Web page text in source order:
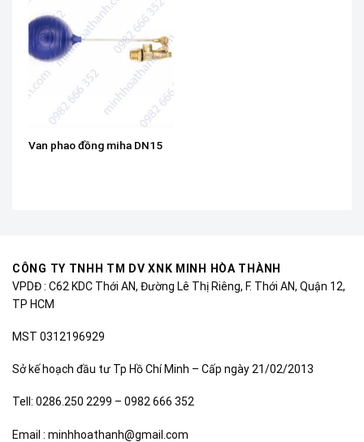
Van phao đồng miha DN15
CÔNG TY TNHH TM DV XNK MINH HÒA THÀNH
VPDĐ : C62 KDC Thới AN, Đường Lê Thị Riêng, F. Thới AN, Quận 12,
TP HCM
MST 0312196929
Sở kế hoạch đầu tư Tp Hồ Chí Minh – Cấp ngày 21/02/2013
Tell: 0286.250 2299 – 0982 666 352
Email : minhhoathanh@gmail.com